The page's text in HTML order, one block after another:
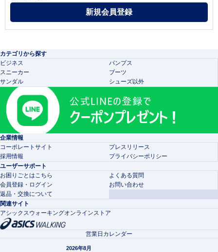
カテゴリから探す
ビジネス
パンプス
スニーカー
ブーツ
サンダル
シューズ以外
企業情報
コーポレートサイト
プレスリリース
採用情報
プライバシーポリシー
ユーザーサポート
お困りごとはこちら
よくある質問
会員登録・ログイン
お問い合わせ
返品・交換について
関連サイト
アシックスウォーキングオンラインストア
営業日カレンダー
2026年8月